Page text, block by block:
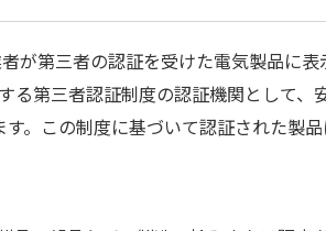
が第三者の認証を受けた電気製品に
る第三者認証制度の認証機関として
。この制度に基づいて認証された製